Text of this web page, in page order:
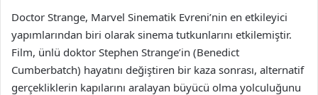
Doctor Strange, Marvel Sinematik Evreni’nin en etkileyici
yapımlarından biri olarak sinema tutkunlarını etkilemiştir.
Film, ünlü doktor Stephen Strange’in (Benedict
Cumberbatch) hayatını değiştiren bir kaza sonrası, alternatif
gerçekliklerin kapılarını aralayan büyücü olma yolculuğunu